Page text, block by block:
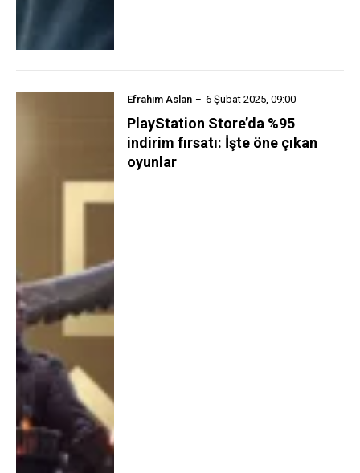
Efrahim Aslan 6 Şubat 2025, 09:00
PlayStation Store’da %95
indirim fırsatı: İşte öne çıkan
oyunlar